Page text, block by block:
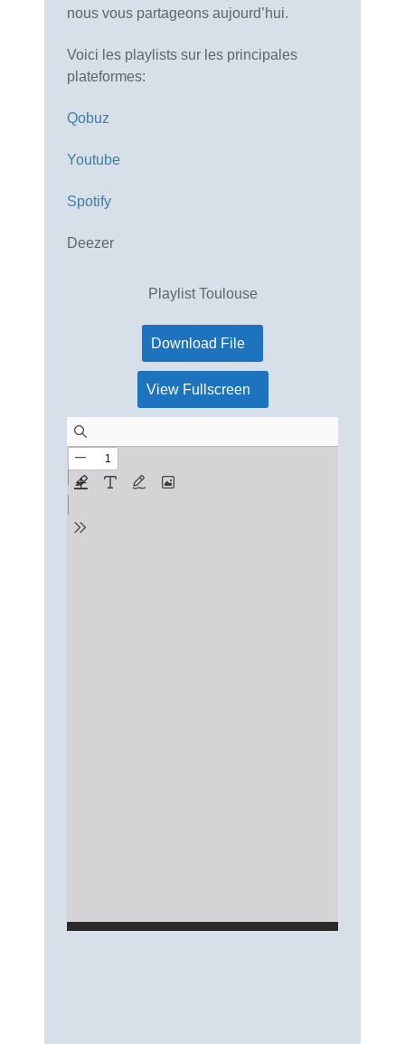
nous vous partageons aujourd’hui.
Voici les playlists sur les principales
plateformes:
Qobuz
Youtube
Spotify
Deezer
Playlist Toulouse
Download File
View Fullscreen